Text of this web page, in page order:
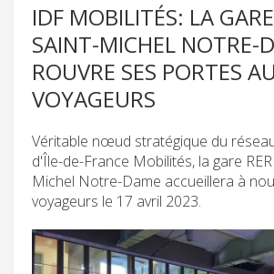
IDF MOBILITÉS: LA
SAINT-MICHEL NOTRE-
ROUVRE SES PORTES
VOYAGEURS
Véritable nœud stratégique du
d'Île-de-France Mobilités, la gare
Michel Notre-Dame accueillera à
voyageurs le 17 avril 2023.